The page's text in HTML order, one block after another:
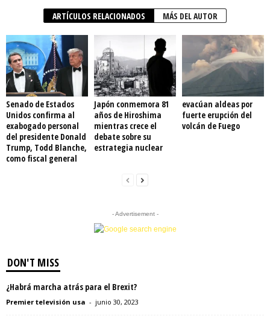
ARTÍCULOS RELACIONADOS MÁS DEL AUTOR
Senado de Estados
Unidos confirma al
exabogado personal
del presidente Donald
Trump, Todd Blanche,
como fiscal general
Japón conmemora 81
años de Hiroshima
mientras crece el
debate sobre su
estrategia nuclear
evacúan aldeas por
fuerte erupción del
volcán de Fuego
- Advertisement -
DON'T MISS
¿Habrá marcha atrás para el Brexit?
Premier televisión usa - junio 30, 2023